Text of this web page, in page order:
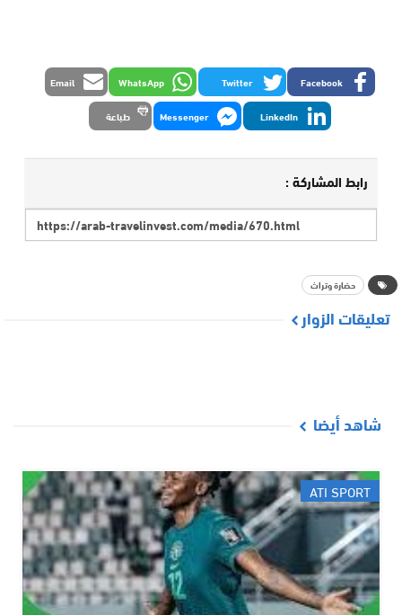
Facebook
Twitter
WhatsApp
Email
LinkedIn
Messenger طباعة
رابط المشاركة :
حضارة وتراث
تعليقات الزوار
شاهد أيضا
ATI SPORT